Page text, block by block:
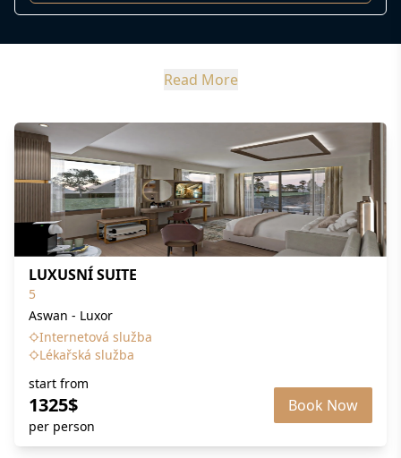
Read More
LUXUSNÍ SUITE
5
Aswan - Luxor
Internetová služba
Lékařská služba
start from
1325$
per person
Book Now